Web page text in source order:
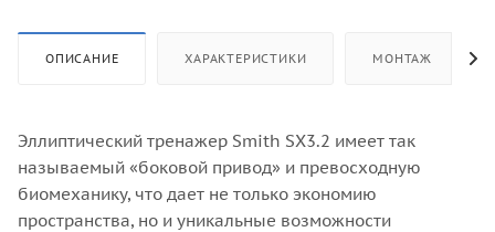
ОПИСАНИЕ ХАРАКТЕРИСТИКИ МОНТАЖ
Эллиптический тренажер Smith SX3.2 имеет так
называемый «боковой привод» и превосходную
биомеханику, что дает не только экономию
пространства, но и уникальные возможности